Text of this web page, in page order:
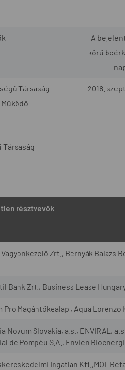
A
körű
Társaság
Társaság
2018.
résztvevők
Zrt., Bernyák Balázs
Bank Zrt., Business Lease
Pro Magántőkealap , Aqua Lorenzo
Novum Slovakia, a.s., ENVIRAL,
de Pompéu S.A., Envien
Ingatlan Kft.,MOL